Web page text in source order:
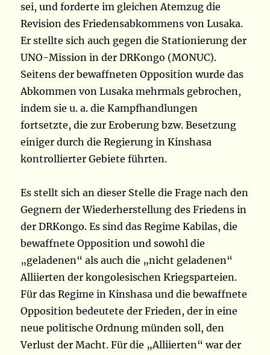
sei, und forderte im gleichen Atemzug die
Revision des Friedensabkommens von Lusaka.
Er stellte sich auch gegen die Stationierung der
UNO-Mission in der DRKongo (MONUC).
Seitens der bewaffneten Opposition wurde das
Abkommen von Lusaka mehrmals gebrochen,
indem sie u. a. die Kampfhandlungen
fortsetzte, die zur Eroberung bzw. Besetzung
einiger durch die Regierung in Kinshasa
kontrollierter Gebiete führten.
Es stellt sich an dieser Stelle die Frage nach den
Gegnern der Wiederherstellung des Friedens in
der DRKongo. Es sind das Regime Kabilas, die
bewaffnete Opposition und sowohl die
„geladenen“ als auch die „nicht geladenen“
Alliierten der kongolesischen Kriegsparteien.
Für das Regime in Kinshasa und die bewaffnete
Opposition bedeutete der Frieden, der in eine
neue politische Ordnung münden soll, den
Verlust der Macht. Für die „Alliierten“ war der